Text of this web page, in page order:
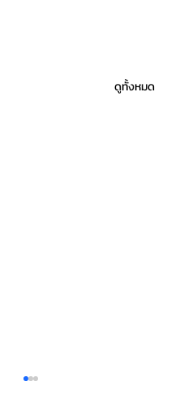
ดูทั้งหมด